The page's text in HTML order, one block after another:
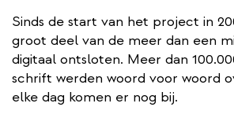
Sinds de start van het project in
groot deel van de meer dan een
digitaal ontsloten. Meer dan
schrift werden woord voor woord
elke dag komen er nog bij.